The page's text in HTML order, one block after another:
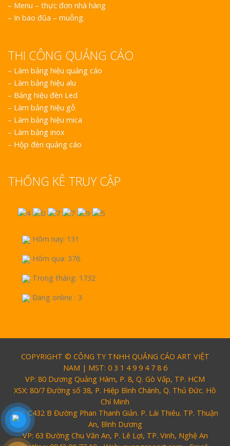
– Menu – thực đơn nhà hàng
– In bao đũa – muỗng.
THI CÔNG QUẢNG CÁO
– Làm bảng hiệu quảng cáo
– Làm bảng hiệu alu
– Bảng hiệu đèn Led
– Làm bảng hiệu gỗ
– Làm bảng hiệu mica
– Làm bảng inox
– Hộp đèn quảng cáo
THỐNG KÊ TRUY CẬP
Hôm nay: 131
Hôm qua: 376
Trong tháng: 1732
Đang online : 3
COPYRIGHT © CÔNG TY TNHH QUẢNG CÁO ART VIỆT
NAM | MST: 0 3 1 4 9 9 4 7 8 6
VP: 80 Dương Quảng Hàm, P. 8, Q. Gò Vấp, TP. HCM
XSX: 80/7 Đường số 38, P. Hiệp Bình Chánh, Q. Thủ Đức. Hồ
Chí Minh
XSX: C432 B Đường Phan Thanh Giản. P. Lái Thiêu. TP. Thuận
An, Bình Dương
VP: 63 Đường Chu Văn An, P. Lê Lợi, TP. Vinh, Nghệ An